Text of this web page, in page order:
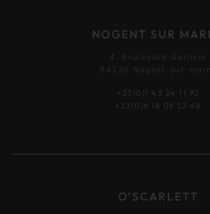
NOGENT SUR
4, Boulevard Gallieni
94130 Nogent-sur-
+33(0)1 43 24 11 92
+33(0)6 18 08 52 48
O'SCARLETT